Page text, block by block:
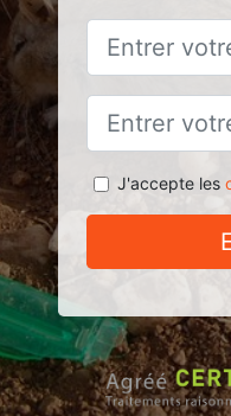
J'accepte les